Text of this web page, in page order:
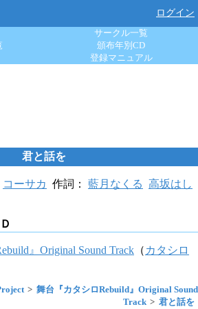
ログイン
サークル一覧
頒布年別CD
登録マニュアル
君と話を
コーサカ 作詞： 藍月なくる 高坂はし
』Original Sound Track （ カタシロ
舞台『カタシロRebuild』Original Sound
Track
君と話を